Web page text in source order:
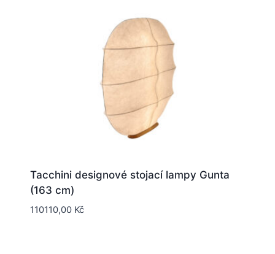
Tacchini designové stojací lampy Gunta
(163 cm)
110110,00 Kč